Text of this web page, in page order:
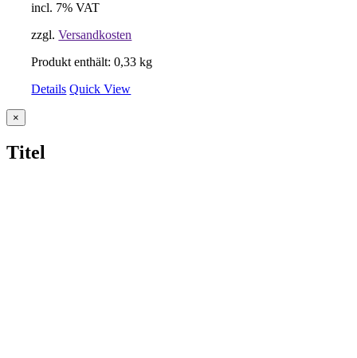
incl. 7% VAT
zzgl.Versandkosten
Produkt enthält: 0,33kg
Details Quick View
Close
product
view
×
Titel